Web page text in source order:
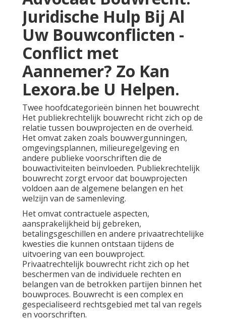
Juridische Hulp Bij Al
Uw Bouwconflicten -
Conflict met
Aannemer? Zo Kan
Lexora.be U Helpen.
Twee hoofdcategorieën binnen het bouwrecht
Het publiekrechtelijk bouwrecht richt zich op de
relatie tussen bouwprojecten en de overheid.
Het omvat zaken zoals bouwvergunningen,
omgevingsplannen, milieuregelgeving en
andere publieke voorschriften die de
bouwactiviteiten beïnvloeden. Publiekrechtelijk
bouwrecht zorgt ervoor dat bouwprojecten
voldoen aan de algemene belangen en het
welzijn van de samenleving.
Het omvat contractuele aspecten,
aansprakelijkheid bij gebreken,
betalingsgeschillen en andere privaatrechtelijke
kwesties die kunnen ontstaan tijdens de
uitvoering van een bouwproject.
Privaatrechtelijk bouwrecht richt zich op het
beschermen van de individuele rechten en
belangen van de betrokken partijen binnen het
bouwproces. Bouwrecht is een complex en
gespecialiseerd rechtsgebied met tal van regels
en voorschriften.